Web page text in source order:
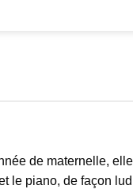
de maternelle,
le piano, de façon